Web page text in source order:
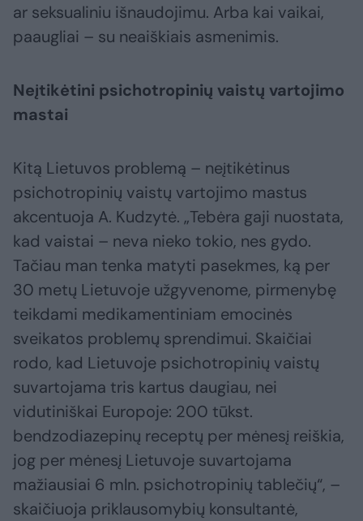
ar seksualiniu išnaudojimu. Arba kai vaikai,
paaugliai – su neaiškiais asmenimis.
Neįtikėtini psichotropinių vaistų vartojimo
mastai
Kitą Lietuvos problemą – neįtikėtinus
psichotropinių vaistų vartojimo mastus
akcentuoja A. Kudzytė. „Tebėra gaji nuostata,
kad vaistai – neva nieko tokio, nes gydo.
Tačiau man tenka matyti pasekmes, ką per
30 metų Lietuvoje užgyvenome, pirmenybę
teikdami medikamentiniam emocinės
sveikatos problemų sprendimui. Skaičiai
rodo, kad Lietuvoje psichotropinių vaistų
suvartojama tris kartus daugiau, nei
vidutiniškai Europoje: 200 tūkst.
bendzodiazepinų receptų per mėnesį reiškia,
jog per mėnesį Lietuvoje suvartojama
mažiausiai 6 mln. psichotropinių tablečių“, –
skaičiuoja priklausomybių konsultantė,